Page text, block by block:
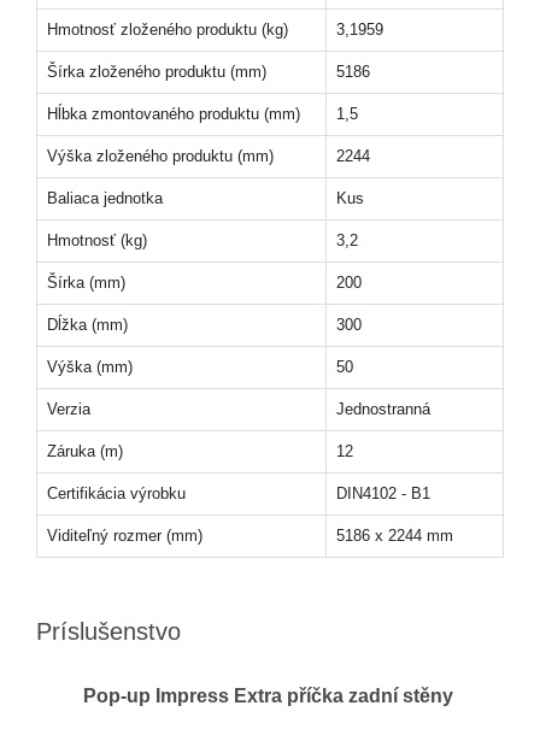
Hmotnosť zloženého produktu (kg) 3,1959
Šírka zloženého produktu (mm) 5186
Hĺbka zmontovaného produktu (mm) 1,5
Výška zloženého produktu (mm) 2244
Baliaca jednotka Kus
Hmotnosť (kg) 3,2
Šírka (mm) 200
Dĺžka (mm) 300
Výška (mm) 50
Verzia Jednostranná
Záruka (m) 12
Certifikácia výrobku DIN4102 - B1
Viditeľný rozmer (mm) 5186 x 2244 mm
Príslušenstvo
Pop-up Impress Extra příčka zadní stěny